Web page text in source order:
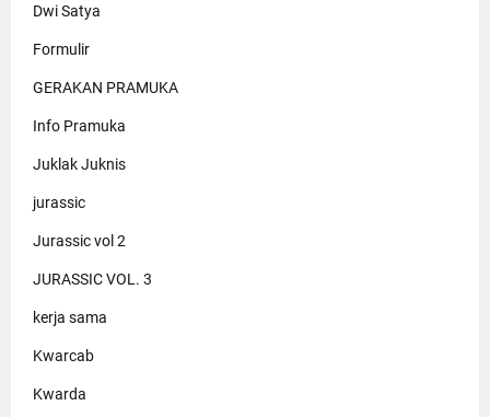
Dwi Satya
Formulir
GERAKAN PRAMUKA
Info Pramuka
Juklak Juknis
jurassic
Jurassic vol 2
JURASSIC VOL. 3
kerja sama
Kwarcab
Kwarda